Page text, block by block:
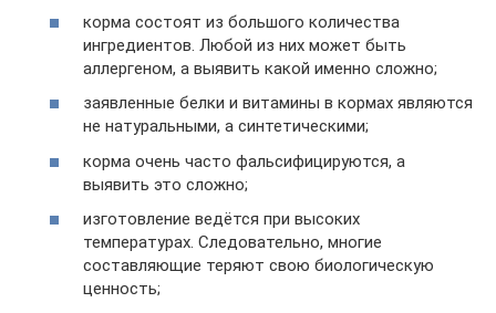
корма состоят из большого количества
ингредиентов. Любой из них может быть
аллергеном, а выявить какой именно сложно;
заявленные белки и витамины в кормах являются
не натуральными, а синтетическими;
корма очень часто фальсифицируются, а
выявить это сложно;
изготовление ведётся при высоких
температурах. Следовательно, многие
составляющие теряют свою биологическую
ценность;